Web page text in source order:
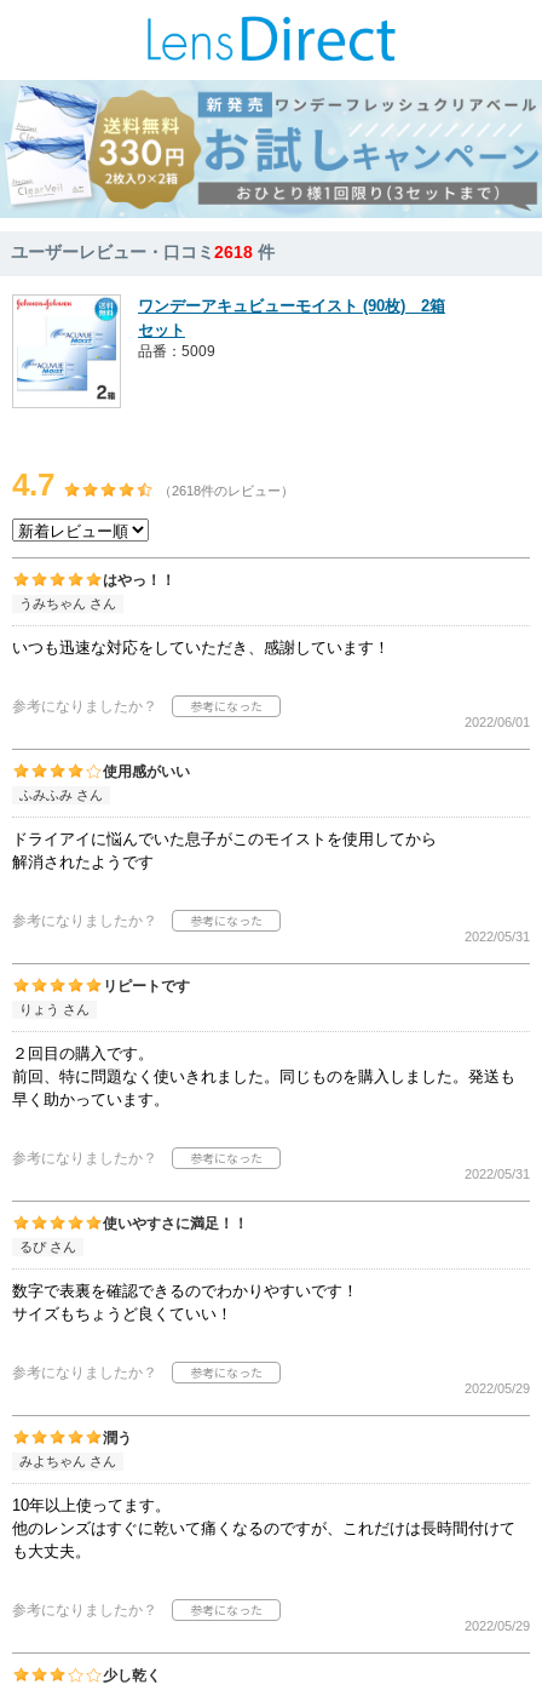
ユーザーレビュー・口コミ2618 件
ワンデーアキュビューモイスト (90枚) 2箱
セット
品番：5009
4.7 （2618件のレビュー）
はやっ！！
うみちゃん さん
いつも迅速な対応をしていただき、感謝しています！
参考になりましたか？
2022/06/01
使用感がいい
ふみふみ さん
ドライアイに悩んでいた息子がこのモイストを使用してから
解消されたようです
参考になりましたか？
2022/05/31
リピートです
りょう さん
２回目の購入です。
前回、特に問題なく使いきれました。同じものを購入しました。発送も
早く助かっています。
参考になりましたか？
2022/05/31
使いやすさに満足！！
るぴ さん
数字で表裏を確認できるのでわかりやすいです！
サイズもちょうど良くていい！
参考になりましたか？
2022/05/29
潤う
みよちゃん さん
10年以上使ってます。
他のレンズはすぐに乾いて痛くなるのですが、これだけは長時間付けて
も大丈夫。
参考になりましたか？
2022/05/29
少し乾く